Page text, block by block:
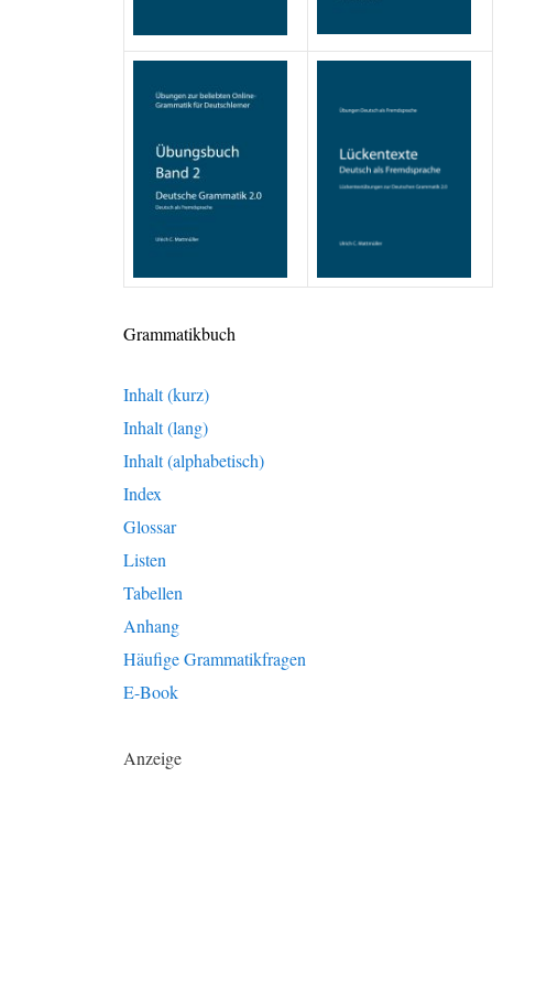
Grammatikbuch
Inhalt (kurz)
Inhalt (lang)
Inhalt (alphabetisch)
Index
Glossar
Listen
Tabellen
Anhang
Häufige Grammatikfragen
E-Book
Anzeige